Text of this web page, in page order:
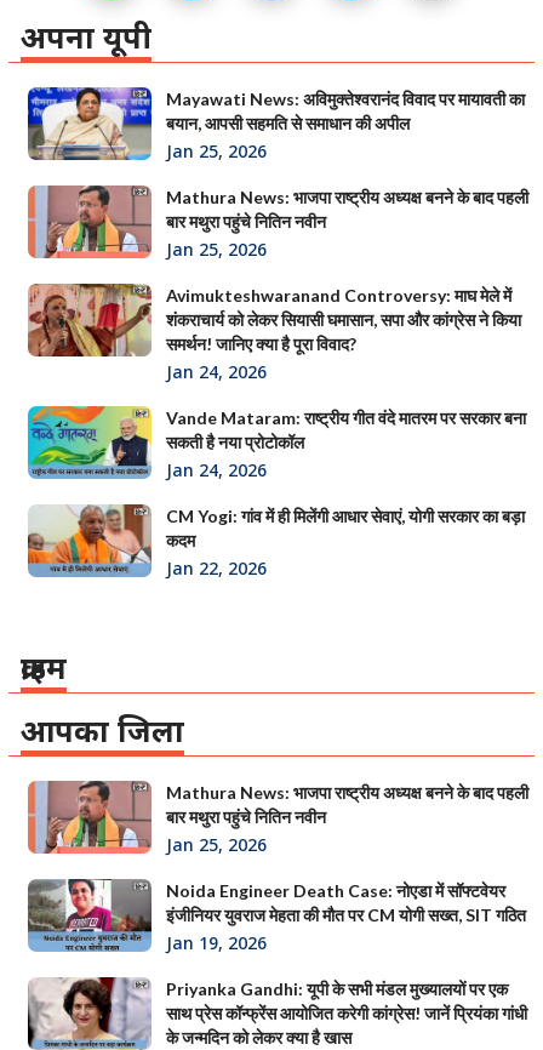
अपना यूपी
Mayawati News: अविमुक्तेश्वरानंद विवाद पर मायावती का
बयान, आपसी सहमति से समाधान की अपील
Jan 25, 2026
Mathura News: भाजपा राष्ट्रीय अध्यक्ष बनने के बाद पहली
बार मथुरा पहुंचे नितिन नवीन
Jan 25, 2026
Avimukteshwaranand Controversy: माघ मेले में
शंकराचार्य को लेकर सियासी घमासान, सपा और कांग्रेस ने किया
समर्थन! जानिए क्या है पूरा विवाद?
Jan 24, 2026
Vande Mataram: राष्ट्रीय गीत वंदे मातरम पर सरकार बना
सकती है नया प्रोटोकॉल
Jan 24, 2026
CM Yogi: गांव में ही मिलेंगी आधार सेवाएं, योगी सरकार का बड़ा
कदम
Jan 22, 2026
क्राइम
आपका जिला
Mathura News: भाजपा राष्ट्रीय अध्यक्ष बनने के बाद पहली
बार मथुरा पहुंचे नितिन नवीन
Jan 25, 2026
Noida Engineer Death Case: नोएडा में सॉफ्टवेयर
इंजीनियर युवराज मेहता की मौत पर CM योगी सख्त, SIT गठित
Jan 19, 2026
Priyanka Gandhi: यूपी के सभी मंडल मुख्यालयों पर एक
साथ प्रेस कॉन्फ्रेंस आयोजित करेगी कांग्रेस! जानें प्रियंका गांधी
के जन्मदिन को लेकर क्या है खास